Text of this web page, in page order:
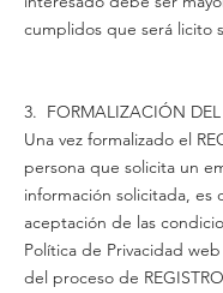
cumplidos que será licito
3. FORMALIZACIÓN DEL
Una vez formalizado el
persona que solicita un
información solicitada, es
aceptación de las
Política de Privacidad
del proceso de